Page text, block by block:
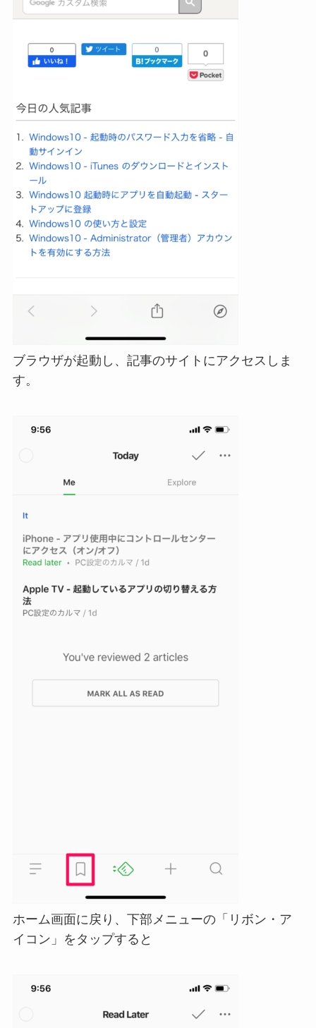
ブラウザが起動し、記事のサイトにアクセスしま
す。
ホーム画面に戻り、下部メニューの「リボン・ア
イコン」をタップすると